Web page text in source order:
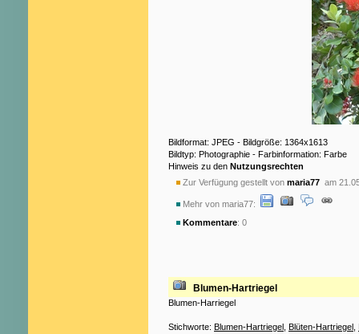
Bildformat: JPEG - Bildgröße: 1364x1613
Bildtyp: Photographie - Farbinformation: Farbe
Hinweis zu den Nutzungsrechten
Zur Verfügung gestellt von maria77 am
Mehr von maria77:
Kommentare: 0
Blumen-Hartriegel
Blumen-Harriegel
Stichworte: Blumen-Hartriegel Blüten-Hartriegel